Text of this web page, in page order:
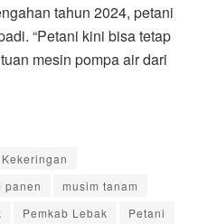
tahun 2024, petani
“Petani kini bisa tetap
mesin pompa air dari
Kekeringan
panen
musim tanam
Pemkab Lebak
Petani